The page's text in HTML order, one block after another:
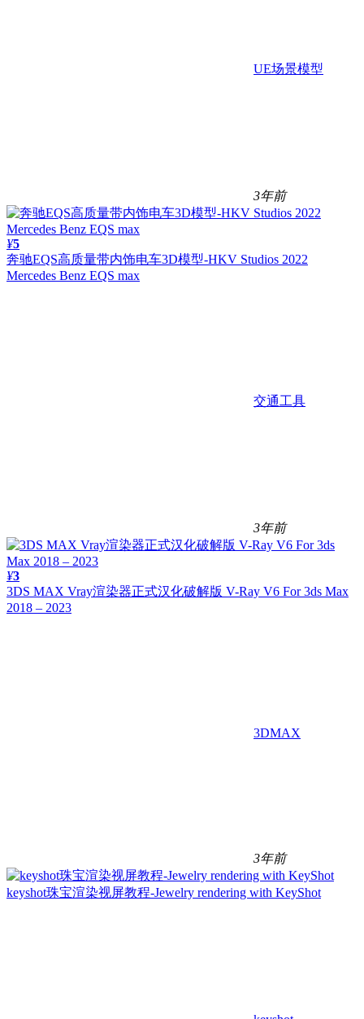
UE场景模型
3年前
¥5
奔驰EQS高质量带内饰电车3D模型-HKV Studios 2022
Mercedes Benz EQS max
交通工具
3年前
¥3
3DS MAX Vray渲染器正式汉化破解版 V-Ray V6 For 3ds Max
2018 – 2023
3DMAX
3年前
keyshot珠宝渲染视屏教程-Jewelry rendering with KeyShot